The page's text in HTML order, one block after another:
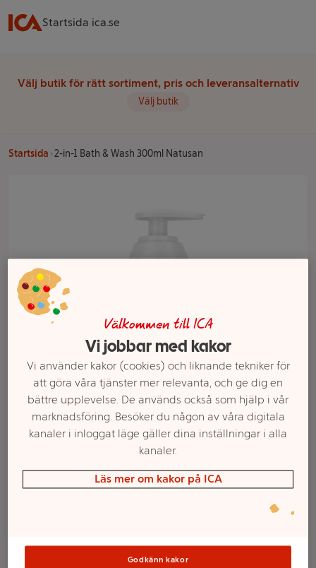
Startsida ica.se
Välj butik för rätt sortiment, pris och leveransalternativ
Välj butik
Startsida 2-in-1 Bath & Wash 300ml Natusan
Välj butik och handla
Välkommen till ICA
Vi jobbar med kakor
Vi använder kakor (cookies) och liknande tekniker för
att göra våra tjänster mer relevanta, och ge dig en
bättre upplevelse. De används också som hjälp i vår
marknadsföring. Besöker du någon av våra digitala
kanaler i inloggat läge gäller dina inställningar i alla
kanaler.
Läs mer om kakor på ICA
Godkänn kakor